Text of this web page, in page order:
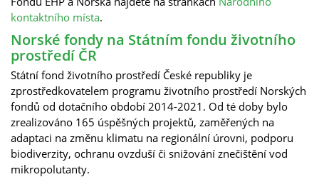
kontaktního místa.
Norské fondy na Státním fondu životního
prostředí ČR
Státní fond životního prostředí České republiky je
zprostředkovatelem programu životního prostředí Norských
fondů od dotačního období 2014-2021. Od té doby bylo
zrealizováno 165 úspěšných projektů, zaměřených na
adaptaci na změnu klimatu na regionální úrovni, podporu
biodiverzity, ochranu ovzduší či snižování znečištění vod
mikropolutanty.